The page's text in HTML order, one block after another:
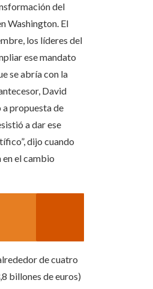
del
Washington. El
los líderes del
ese mandato
se abría con la
David
propuesta de
a dar ese
dijo cuando
en el cambio
de cuatro
billones de euros)